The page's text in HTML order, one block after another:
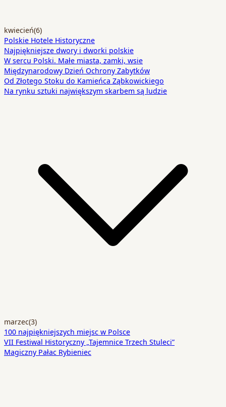
kwiecień(6)
Polskie Hotele Historyczne
Najpiękniejsze dwory i dworki polskie
W sercu Polski. Małe miasta, zamki, wsie
Międzynarodowy Dzień Ochrony Zabytków
Od Złotego Stoku do Kamieńca Ząbkowickiego
Na rynku sztuki największym skarbem są ludzie
marzec(3)
100 najpiękniejszych miejsc w Polsce
VII Festiwal Historyczny „Tajemnice Trzech Stuleci”
Magiczny Pałac Rybieniec